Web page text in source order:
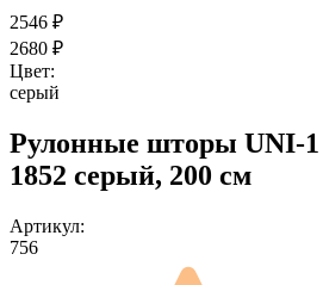
2546 ₽
2680 ₽
Цвет:
серый
Рулонные шторы UNI-
1852 серый, 200 см
Артикул:
756